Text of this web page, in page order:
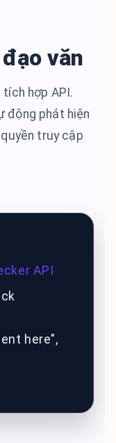
văn
hợp API.
động phát hiện
truy cập
API
here",